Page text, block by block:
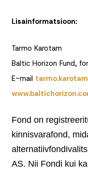
Lisainformatsioon:
Tarmo Karotam
Baltic Horizon Fund,
E-mail
Fond on
kinnisvarafond,
AS. Nii Fondi kui